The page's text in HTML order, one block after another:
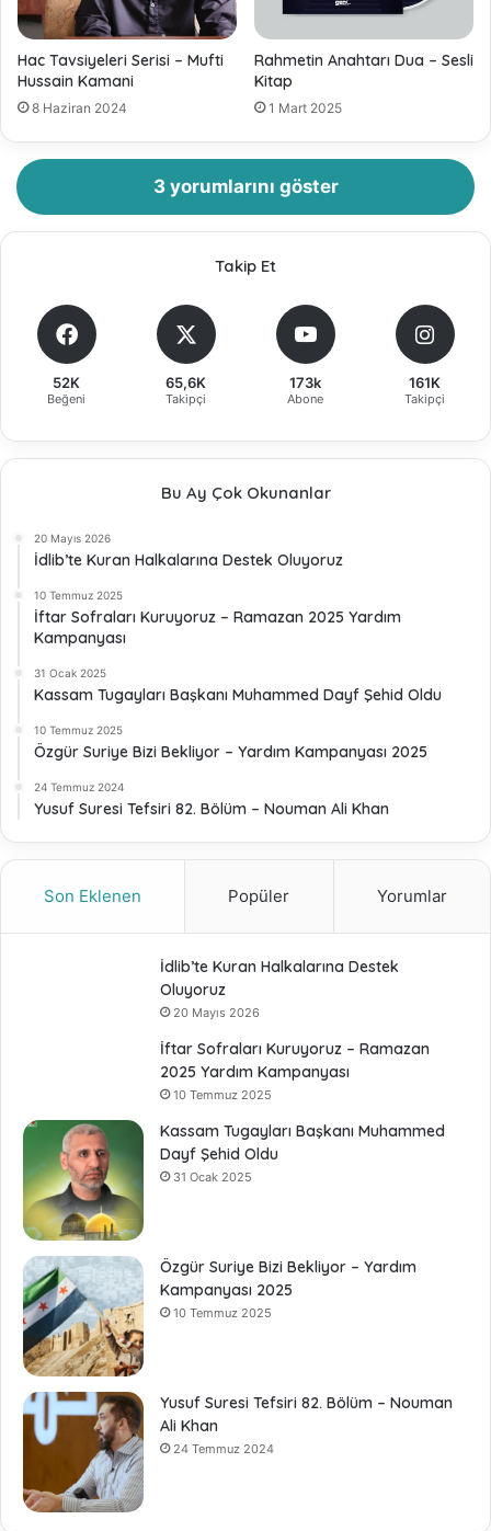
Hac Tavsiyeleri Serisi – Mufti
Hussain Kamani
8 Haziran 2024
Rahmetin Anahtarı Dua – Sesli
Kitap
1 Mart 2025
3 yorumlarını göster
Takip Et
52K
Beğeni
65,6K
Takipçi
173k
Abone
161K
Takipçi
Bu Ay Çok Okunanlar
20 Mayıs 2026
İdlib’te Kuran Halkalarına Destek Oluyoruz
10 Temmuz 2025
İftar Sofraları Kuruyoruz – Ramazan 2025 Yardım
Kampanyası
31 Ocak 2025
Kassam Tugayları Başkanı Muhammed Dayf Şehid Oldu
10 Temmuz 2025
Özgür Suriye Bizi Bekliyor – Yardım Kampanyası 2025
24 Temmuz 2024
Yusuf Suresi Tefsiri 82. Bölüm – Nouman Ali Khan
Son Eklenen Popüler Yorumlar
İdlib’te Kuran Halkalarına Destek
Oluyoruz
20 Mayıs 2026
İftar Sofraları Kuruyoruz – Ramazan
2025 Yardım Kampanyası
10 Temmuz 2025
Kassam Tugayları Başkanı Muhammed
Dayf Şehid Oldu
31 Ocak 2025
Özgür Suriye Bizi Bekliyor – Yardım
Kampanyası 2025
10 Temmuz 2025
Yusuf Suresi Tefsiri 82. Bölüm – Nouman
Ali Khan
24 Temmuz 2024